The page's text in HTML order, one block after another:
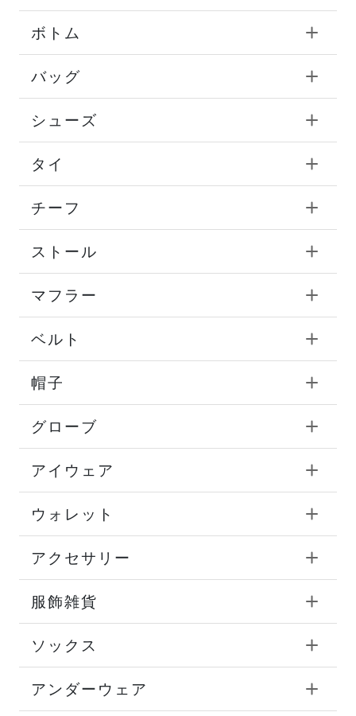
ボトム
バッグ
シューズ
タイ
チーフ
ストール
マフラー
ベルト
帽子
グローブ
アイウェア
ウォレット
アクセサリー
服飾雑貨
ソックス
アンダーウェア